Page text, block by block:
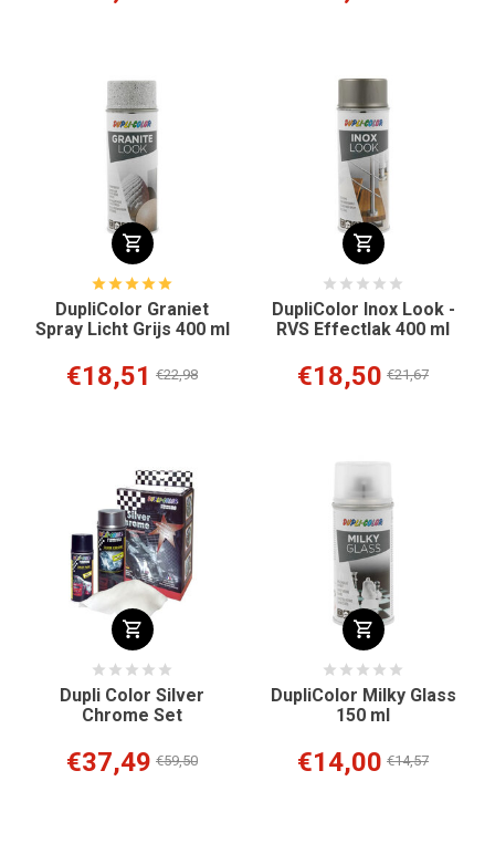
DupliColor Graniet
Spray Licht Grijs 400 ml
€18,51 €22,98
DupliColor Inox Look -
RVS Effectlak 400 ml
€18,50 €21,67
Dupli Color Silver
Chrome Set
€37,49 €59,50
DupliColor Milky Glass
150 ml
€14,00 €14,57